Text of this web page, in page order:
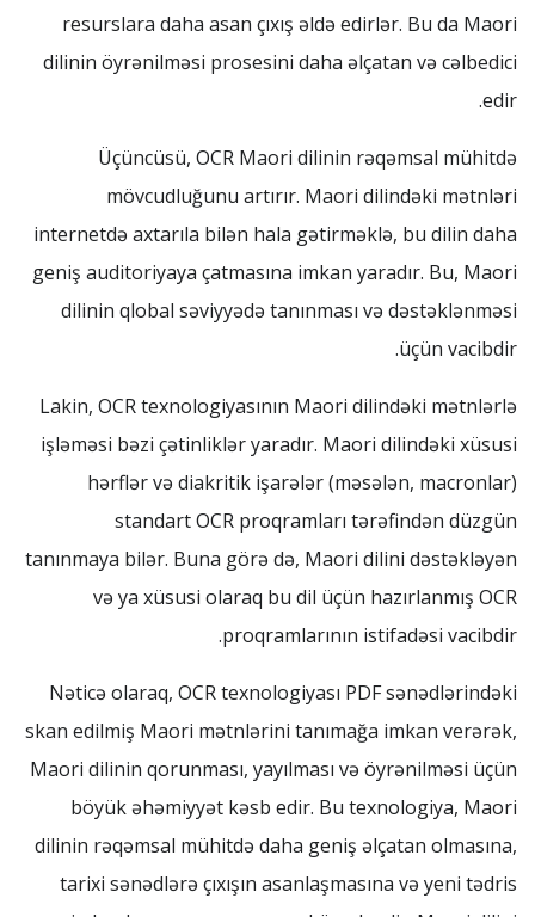
resurslara daha asan çıxış əldə edirlər. Bu da Maori
dilinin öyrənilməsi prosesini daha əlçatan və cəlbedici
edir.
Üçüncüsü, OCR Maori dilinin rəqəmsal mühitdə
mövcudluğunu artırır. Maori dilindəki mətnləri
internetdə axtarıla bilən hala gətirməklə, bu dilin daha
geniş auditoriyaya çatmasına imkan yaradır. Bu, Maori
dilinin qlobal səviyyədə tanınması və dəstəklənməsi
üçün vacibdir.
Lakin, OCR texnologiyasının Maori dilindəki mətnlərlə
işləməsi bəzi çətinliklər yaradır. Maori dilindəki xüsusi
hərflər və diakritik işarələr (məsələn, macronlar)
standart OCR proqramları tərəfindən düzgün
tanınmaya bilər. Buna görə də, Maori dilini dəstəkləyən
və ya xüsusi olaraq bu dil üçün hazırlanmış OCR
proqramlarının istifadəsi vacibdir.
Nəticə olaraq, OCR texnologiyası PDF sənədlərindəki
skan edilmiş Maori mətnlərini tanımağa imkan verərək,
Maori dilinin qorunması, yayılması və öyrənilməsi üçün
böyük əhəmiyyət kəsb edir. Bu texnologiya, Maori
dilinin rəqəmsal mühitdə daha geniş əlçatan olmasına,
tarixi sənədlərə çıxışın asanlaşmasına və yeni tədris